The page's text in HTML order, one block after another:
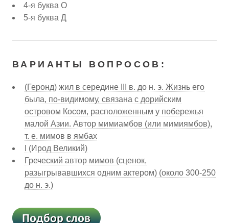
4-я буква О
5-я буква Д
ВАРИАНТЫ ВОПРОСОВ:
(Геронд) жил в середине III в. до н. э. Жизнь его
была, по-видимому, связана с дорийским
островом Косом, расположенным у побережья
малой Азии. Автор мимиамбов (или мимиямбов),
т. е. мимов в ямбах
I (Ирод Великий)
Греческий автор мимов (сценок,
разыгрывавшихся одним актером) (около 300-250
до н. э.)